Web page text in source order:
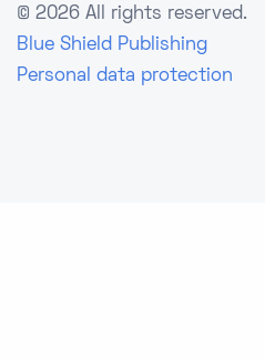
© 2026 All rights reserved.
Blue Shield Publishing
Personal data protection